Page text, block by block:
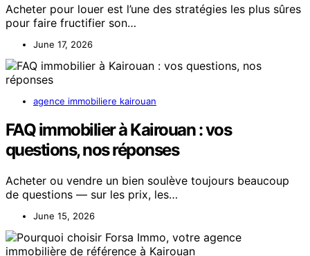
Acheter pour louer est l’une des stratégies les plus sûres
pour faire fructifier son…
June 17, 2026
agence immobiliere kairouan
FAQ immobilier à Kairouan : vos
questions, nos réponses
Acheter ou vendre un bien soulève toujours beaucoup
de questions — sur les prix, les…
June 15, 2026